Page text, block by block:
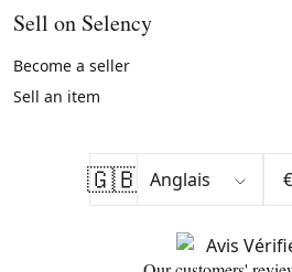
Sell on Selency
Become a seller
Sell an item
🇬🇧 €